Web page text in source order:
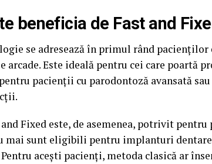
beneficia de Fast and
se adresează în primul rând
arcade. Este ideală pentru cei care poartă
pacienții cu parodontoză avansată
Fixed este, de asemenea, potrivit
mai sunt eligibili pentru implanturi
acești pacienți, metoda clasică ar